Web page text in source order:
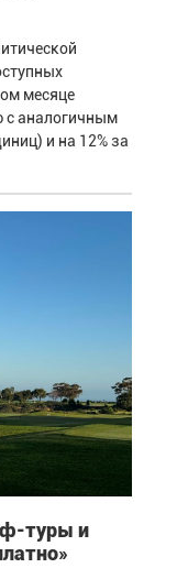
месяце
с аналогичным
и на 12% за
туры и